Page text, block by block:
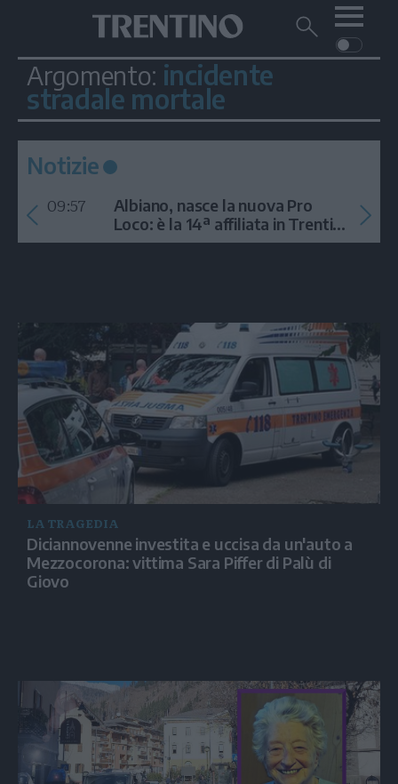
Cerca
Trentino
Facebook
Cerca
su
Trentino
Navigazione
principale
Home
MONTAGNA
AMBIENTE
EVENTI
CRONACA
GARDA
CULTURA
VIDEO
Notizie
09:57
Albiano, nasce la nuova Pro
Loco: è la 14ª affiliata in Trentino
nel 2026
Argomento: incidente
stradale mortale
LA TRAGEDIA
Diciannovenne investita e uccisa da un'auto a
Mezzocorona: vittima Sara Piffer di Palù di
Giovo